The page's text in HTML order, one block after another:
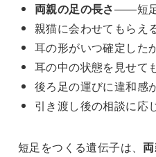
両親の足の長さ——短足
親猫に会わせてもらえ
耳の形がいつ確定した
耳の中の状態を見せて
後ろ足の運びに違和感
引き渡し後の相談に応
短足をつくる遺伝子は、